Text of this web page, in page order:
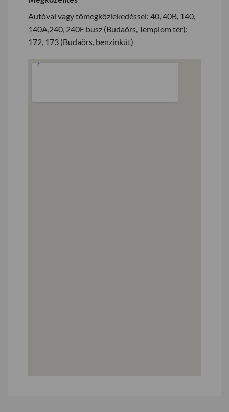
Autóval vagy tömegközlekedéssel: 40, 40B, 140,
140A,240, 240E busz (Budaörs, Templom tér);
172, 173 (Budaörs, benzinkút)